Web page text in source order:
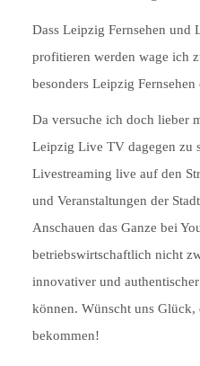
Dass Leipzig Fernsehen
profitieren werden wage ich
besonders Leipzig
Da versuche ich doch lieber
Leipzig Live TV dagegen zu
Livestreaming live auf den
und Veranstaltungen der
Anschauen das Ganze bei
betriebswirtschaftlich nicht
innovativer und
können. Wünscht uns Glück,
bekommen!